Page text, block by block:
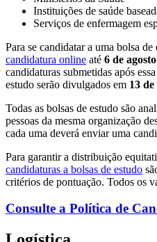
Instituições de saúde
Serviços de enfermagem
Para se candidatar a uma bolsa de
candidatura online até 6 de
candidaturas submetidas após
estudo serão divulgados em 13 de
Todas as bolsas de estudo são
pessoas da mesma organização
cada uma deverá enviar uma
Para garantir a distribuição
candidaturas a bolsas de estudo
critérios de pontuação. Todos os
Consulte a Política de